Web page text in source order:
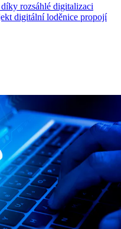
rozsáhlé digitalizaci
digitální loděnice propojí